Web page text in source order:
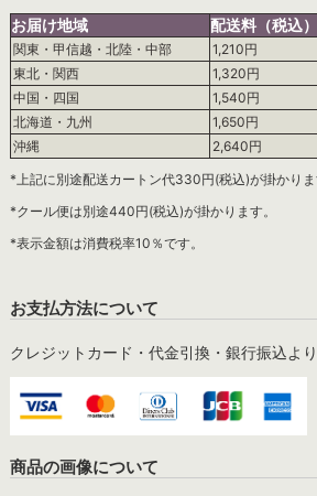
お届け地域
配送料（税込）
関東・甲信越・北陸・中部
1,210円
東北・関西
1,320円
中国・四国
1,540円
北海道・九州
1,650円
沖縄
2,640円
*上記に別途配送カートン代330円(税込)が掛かりま
*クール便は別途440円(税込)が掛かります。
*表示金額は消費税率10％です。
お支払方法について
クレジットカード・代金引換・銀行振込よ
商品の画像について